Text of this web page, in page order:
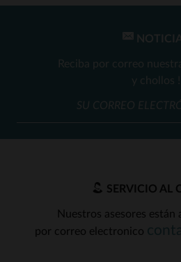
Reciba por correo
y chollos !
SERVICIO AL
Nuestros asesores están
por correo electronico